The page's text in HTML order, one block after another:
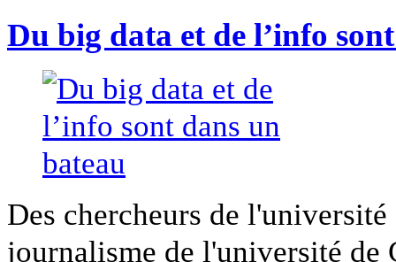
Du big data et de l’info
Des chercheurs de
journalisme de l'université